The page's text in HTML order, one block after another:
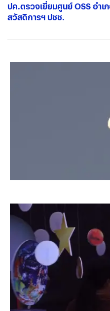
ปค.ตรวจเยี่ยมศูนย์ OSS อำ
สวัสดิการฯ ปชช.